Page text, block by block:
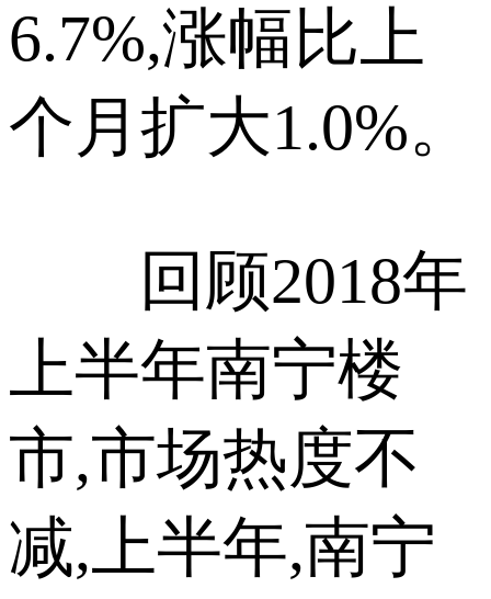
6.7%,涨幅比上
个月扩大1.0%。
回顾2018年
上半年南宁楼
市,市场热度不
减,上半年,南宁